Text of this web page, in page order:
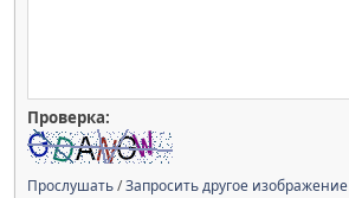
Проверка:
Прослушать/Запросить другое изображение